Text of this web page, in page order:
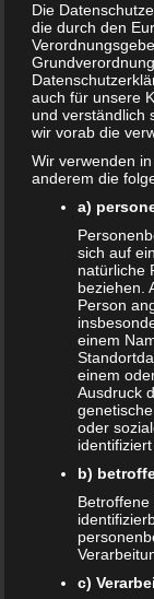
Bewertung:
Auch
← Schiffchen aus
Schreibe
Deine E-Mail-
Erforderliche
Die
die durch den
auch für unsere
und verständlich
wir vorab die
Wir verwenden
anderem die
a)
sich auf
natürliche
beziehen.
Person
einem
einem
Ausdruck
oder
b)
c)